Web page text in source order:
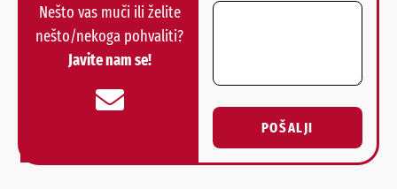
Nešto vas muči ili želite
nešto/nekoga pohvaliti?
Javite nam se!
POŠALJI
Alternative: